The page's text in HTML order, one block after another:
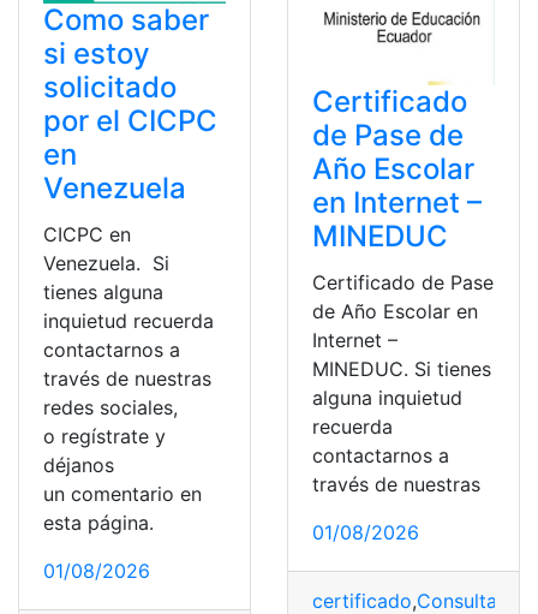
Como saber
si estoy
solicitado
por el CICPC
en
Venezuela
CICPC en
Venezuela. Si
tienes alguna
inquietud recuerda
contactarnos a
través de nuestras
redes sociales,
o regístrate y
déjanos
un comentario en
esta página.
01/08/2026
Certificado
de Pase de
Año Escolar
en Internet –
MINEDUC
Certificado de Pase
de Año Escolar en
Internet –
MINEDUC. Si tienes
alguna inquietud
recuerda
contactarnos a
través de nuestras
01/08/2026
certificado,Consulta